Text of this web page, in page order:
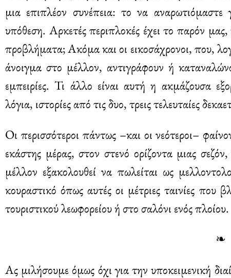
μια επιπλέον συνέπεια: το να
υπόθεση. Αρκετές περιπλοκές έχει το παρόν
προβλήματα; Ακόμα και οι εικοσάχρονοι, που,
άνοιγμα στο μέλλον, αντιγράφουν ή
εμπειρίες. Τι άλλο είναι αυτή η ακμάζουσα
λόγια, ιστορίες από τις δυο, τρεις τελευταίες
Οι περισσότεροι πάντως –και οι νεότεροι–
εκάστης μέρας, στον στενό ορίζοντα μιας
μέλλον εξακολουθεί να πωλείται ως
κουραστικό όπως αυτές οι μέτριες ταινίες που
τουριστικού λεωφορείου ή στο σαλόνι ενός πλοίου.
❧
Ας μιλήσουμε όμως όχι για την υποκειμενική